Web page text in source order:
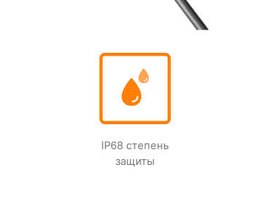
IP68 степень
защиты